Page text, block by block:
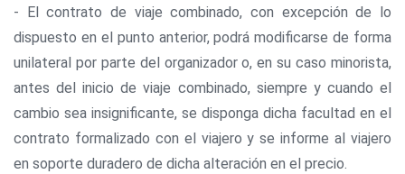
- El contrato de viaje combinado, con excepción de lo
dispuesto en el punto anterior, podrá modificarse de forma
unilateral por parte del organizador o, en su caso minorista,
antes del inicio de viaje combinado, siempre y cuando el
cambio sea insignificante, se disponga dicha facultad en el
contrato formalizado con el viajero y se informe al viajero
en soporte duradero de dicha alteración en el precio.